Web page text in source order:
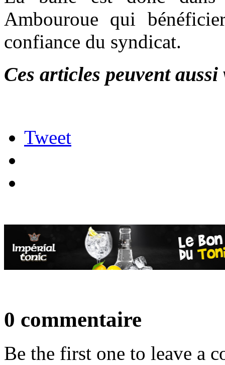
Ambouroue qui
confiance du syndicat.
Ces articles peuvent
Tweet
0 commentaire
Be the first one to leave a